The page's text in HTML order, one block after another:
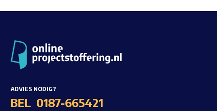
ADVIES NODIG?
BEL 0187-665421